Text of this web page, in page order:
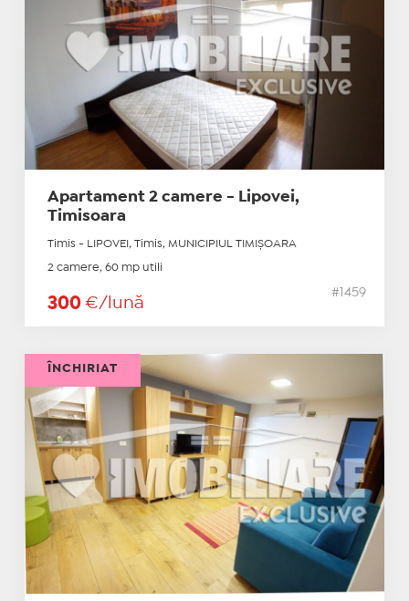
Apartament 2 camere - Lipovei,
Timisoara
Timis - LIPOVEI, Timis, MUNICIPIUL TIMIŞOARA
2 camere, 60 mp utili
300 €/lună
#1459
ÎNCHIRIAT